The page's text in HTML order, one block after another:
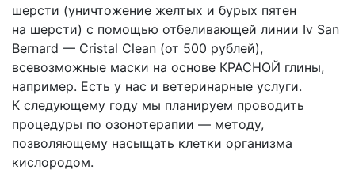
шерсти (уничтожение желтых и бурых пятен
на шерсти) с помощью отбеливающей линии Iv San
Bernard — Cristal Clean (от 500 рублей),
всевозможные маски на основе КРАСНОЙ глины,
например. Есть у нас и ветеринарные услуги.
К следующему году мы планируем проводить
процедуры по озонотерапии — методу,
позволяющему насыщать клетки организма
кислородом.